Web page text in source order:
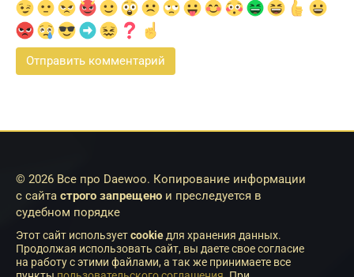
© 2026 Все про Daewoo. Копирование информации
с сайта строго запрещено и преследуется в
судебном порядке
Этот сайт используетcookie для хранения данных.
Продолжая использовать сайт, вы даете свое согласие
на работу с этими файлами, а так же принимаете все